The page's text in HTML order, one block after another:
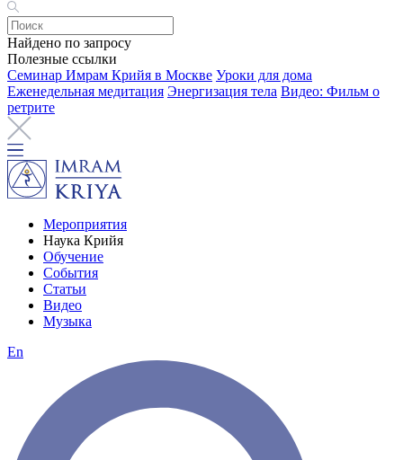
Найдено по запросу
Полезные ссылки
Семинар Имрам Крийя в Москве Уроки для дома
Еженедельная медитация Энергизация тела Видео: Фильм о
ретрите
Мероприятия
Наука Крийя
Обучение
События
Статьи
Видео
Музыка
En